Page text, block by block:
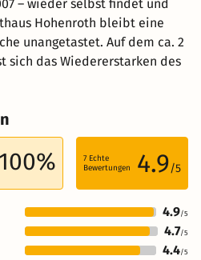
– wieder selbst findet und
Hohenroth bleibt eine
unangetastet. Auf dem ca. 2
sich das Wiedererstarken des
100% 7 Echte
Bewertungen
4.9/5
4.9/5
4.7/5
4.4/5